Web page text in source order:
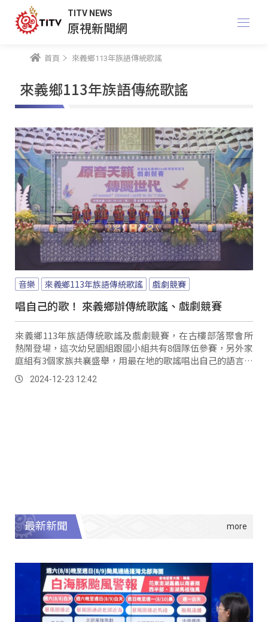
TITV NEWS
原視新聞網
首頁 來義鄉113年族語傳統歌謠
來義鄉113年族語傳統歌謠
音樂 來義鄉113年族語傳統歌謠 戲劇競賽
唱自己的歌！ 來義鄉辦傳統歌謠、戲劇競賽
來義鄉113年族語傳統歌謠及戲劇競賽，在古樓部落聚會所
熱鬧登場，這次幼兒園組跟國小組共有8個隊伍參賽，另外家
庭組有3個家族共襄盛舉，用最在地的歌謠唱出自己的語言及
文化，讓參與族人從歌謠中學習更多詞意及語彙。
2024-12-23 12:42
最新新聞